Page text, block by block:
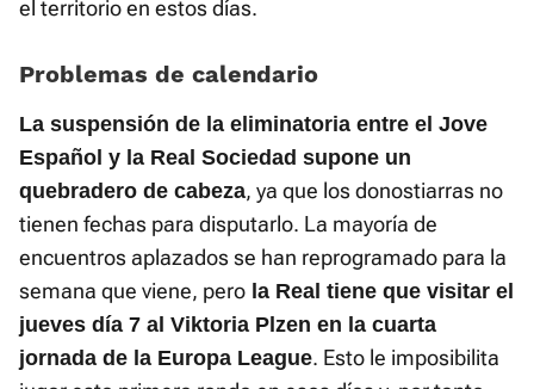
el territorio en estos días.
Problemas de calendario
La suspensión de la eliminatoria entre el Jove
Español y la Real Sociedad supone un
quebradero de cabeza, ya que los donostiarras no
tienen fechas para disputarlo. La mayoría de
encuentros aplazados se han reprogramado para la
semana que viene, pero la Real tiene que visitar el
jueves día 7 al Viktoria Plzen en la cuarta
jornada de la Europa League. Esto le imposibilita